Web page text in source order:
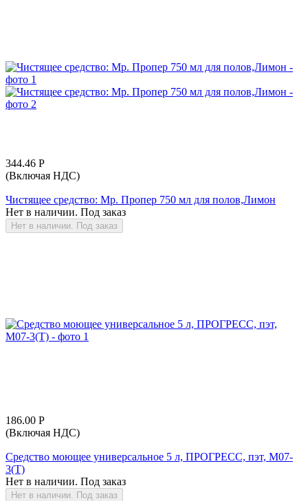
344.46 Р
(Включая НДС)
Чистящее средство: Мр. Пропер 750 мл для полов,Лимон
Нет в наличии. Под заказ
Нет в наличии. Под заказ
186.00 Р
(Включая НДС)
Средство моющее универсальное 5 л, ПРОГРЕСС, пэт, М07-
3(Т)
Нет в наличии. Под заказ
Нет в наличии. Под заказ